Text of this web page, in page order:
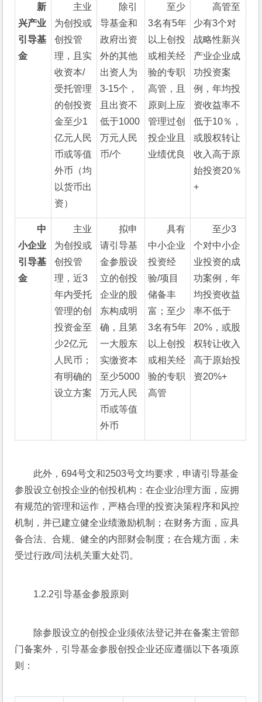
新
兴产业
引导基
金
主业
为创投或
创投管
理，且实
收资本/
受托管理
的创投资
金至少1
亿元人民
币或等值
外币（均
以货币出
资）
除引
导基金和
政府出资
外的其他
出资人为
3-15个，
且出资不
低于1000
万元人民
币/个
至少
3名有5年
以上创投
或相关经
验的专职
高管，且
原则上应
管理过创
投企业且
业绩优良
高管至
少有3个对
战略性新兴
产业企业成
功投资案
例，年均投
资收益率不
低于10％，
或股权转让
收入高于原
始投资20％
+
中
小企业
引导基
金
主业
为创投或
创投管
理，近3
年内受托
管理的创
投资金至
少2亿元
人民币；
有明确的
设立方案
拟申
请引导基
金参股设
立的创投
企业的股
东构成明
确，且第
一大股东
实缴资本
至少5000
万元人民
币或等值
外币
具有
中小企业
投资经
验/项目
储备丰
富；至少
3名有5年
以上创投
或相关经
验的专职
高管
至少3
个对中小企
业投资的成
功案例，年
均投资收益
率不低于
20%，或股
权转让收入
高于原始投
资20%+
此外，694号文和2503号文均要求，申请引导基金
参股设立创投企业的创投机构：在企业治理方面，应拥
有规范的管理和运作，严格合理的投资决策程序和风控
机制，并已建立健全业绩激励机制；在财务方面，应具
备合法、合规、健全的内部财会制度；在合规方面，未
受过行政/司法机关重大处罚。
1.2.2引导基金参股原则
除参股设立的创投企业须依法登记并在备案主管部
门备案外，引导基金参股创投企业还应遵循以下各项原
则：